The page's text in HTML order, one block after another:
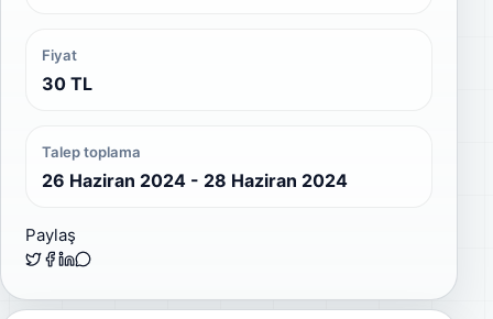
Fiyat
30 TL
Talep toplama
26 Haziran 2024 - 28 Haziran 2024
Paylaş